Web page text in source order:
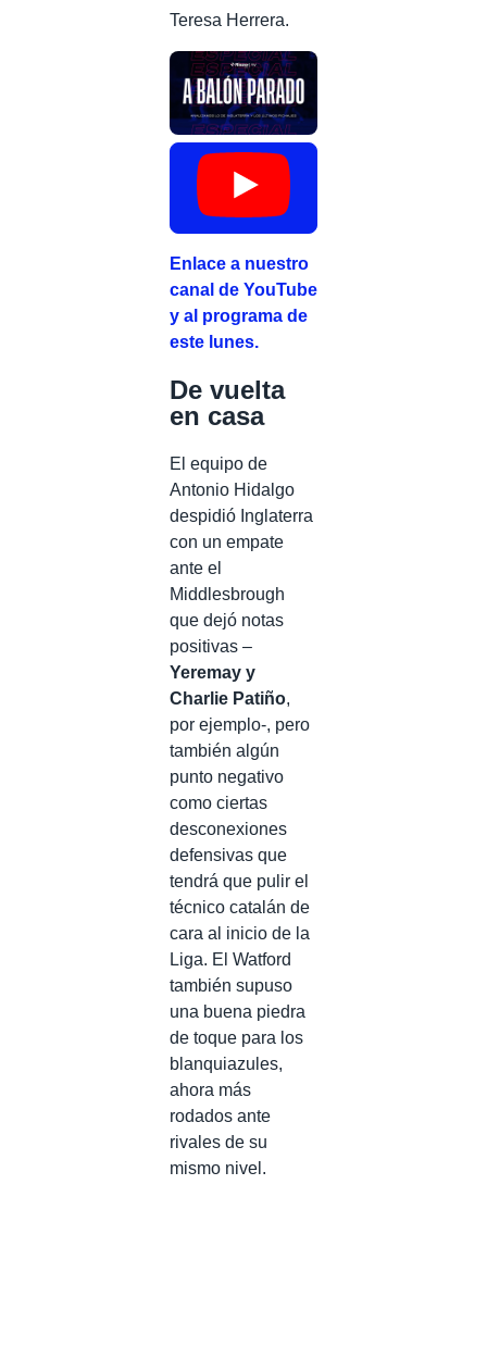
Teresa Herrera.
Enlace a nuestro
canal de YouTube
y al programa de
este lunes.
De vuelta
en casa
El equipo de
Antonio Hidalgo
despidió Inglaterra
con un empate
ante el
Middlesbrough
que dejó notas
positivas –
Yeremay y
Charlie Patiño,
por ejemplo-, pero
también algún
punto negativo
como ciertas
desconexiones
defensivas que
tendrá que pulir el
técnico catalán de
cara al inicio de la
Liga. El Watford
también supuso
una buena piedra
de toque para los
blanquiazules,
ahora más
rodados ante
rivales de su
mismo nivel.